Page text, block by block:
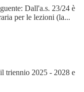
Dall'a.s. 23/24 è
per le lezioni (la...
triennio 2025 - 2028 e